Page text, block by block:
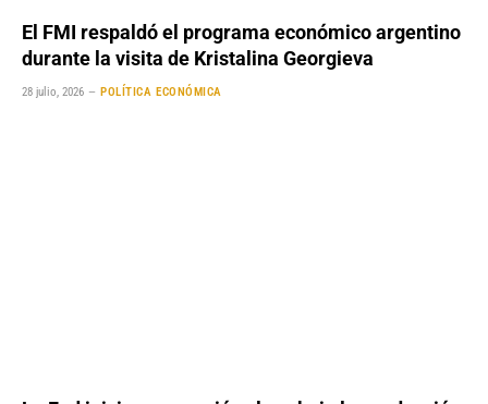
El FMI respaldó el programa económico argentino
durante la visita de Kristalina Georgieva
28 julio, 2026 POLÍTICA ECONÓMICA